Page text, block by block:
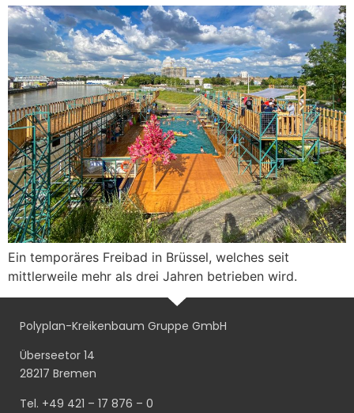
Ein temporäres Freibad in Brüssel, welches seit
mittlerweile mehr als drei Jahren betrieben wird.
Polyplan-Kreikenbaum Gruppe GmbH
Überseetor 14
28217 Bremen
Tel. +49 421 – 17 876 – 0